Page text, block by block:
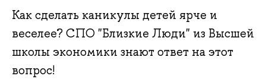
Как сделать каникулы детей ярче и
веселее? СПО "Близкие Люди" из Высшей
школы экономики знают ответ на этот
вопрос!